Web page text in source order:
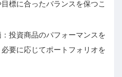
標に合ったバランスを保つこ
投資商品のパフォーマンスを
要に応じてポートフォリオを